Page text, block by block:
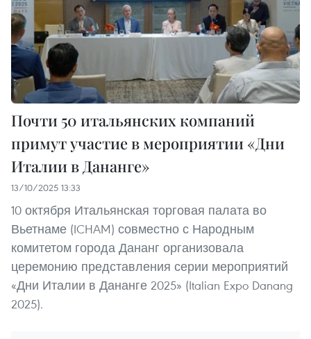
Почти 50 итальянских компаний
примут участие в мероприятии «Дни
Италии в Дананге»
13/10/2025 13:33
10 октября Итальянская торговая палата во
Вьетнаме (ICHAM) совместно с Народным
комитетом города Дананг организовала
церемонию представления серии мероприятий
«Дни Италии в Дананге 2025» (Italian Expo Danang
2025).